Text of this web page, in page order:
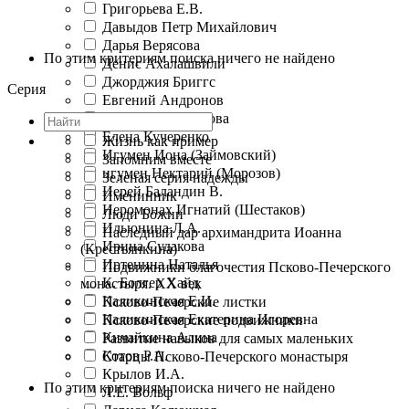
Григорьева Е.В.
Давыдов Петр Михайлович
Дарья Верясова
Денис Ахалашвили
Джорджия Бриггс
Евгений Андронов
Екатерина Баканова
Елена Кучеренко
Игумен Иона (Займовский)
игумен Нектарий (Морозов)
Иерей Баландин В.
Иеромонах Игнатий (Шестаков)
Ильюнина Л.А.
Ирина Судакова
Иртенина Наталья
К. Болгер Хайд
Каликинская Е.И.
Каликинская Екатерина Игоревна
Кичайкина Алина
Котов Р.А.
Крылов И.А.
Л.Е. Вольф
По этим критериям поиска ничего не найдено
Серия
Жизнь как пример
Запомним вместе
Зеленая серия надежды
Именинник
Люди Божии
Наследный дар архимандрита Иоанна
(Крестьянкина)
Подвижники благочестия Псково-Печерского
монастыря. XX век
Псково-Печерские листки
Псково-Печерские подвижники
Развитие навыков для самых маленьких
Старцы Псково-Печерского монастыря
По этим критериям поиска ничего не найдено